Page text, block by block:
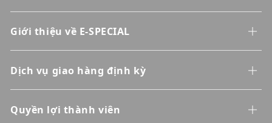
Giới thiệu về E-SPECIAL
Dịch vụ giao hàng định kỳ
Quyền lợi thành viên